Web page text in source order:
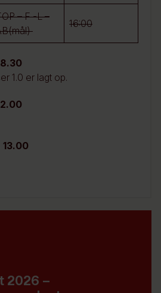
– F -L –
16:00
1.0 er lagt op.
13.00
2026 –